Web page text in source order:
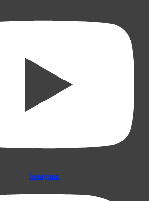
Instagram